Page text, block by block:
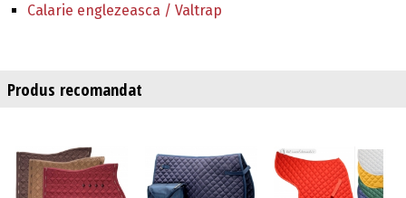
Calarie englezeasca / Valtrap
Produs recomandat